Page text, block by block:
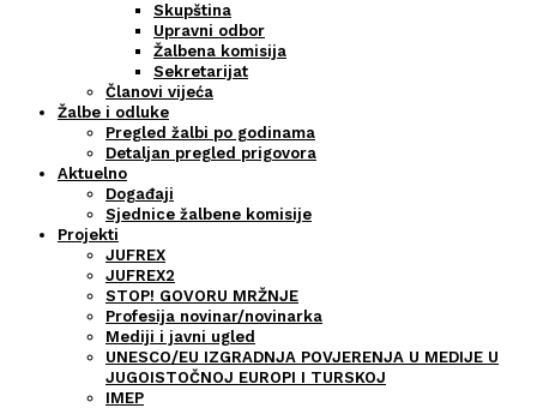
Skupština
Upravni odbor
Žalbena komisija
Sekretarijat
Članovi vijeća
Žalbe i odluke
Pregled žalbi po godinama
Detaljan pregled prigovora
Aktuelno
Događaji
Sjednice žalbene komisije
Projekti
JUFREX
JUFREX2
STOP! GOVORU MRŽNJE
Profesija novinar/novinarka
Mediji i javni ugled
UNESCO/EU IZGRADNJA POVJERENJA U MEDIJE U
JUGOISTOČNOJ EUROPI I TURSKOJ
IMEP